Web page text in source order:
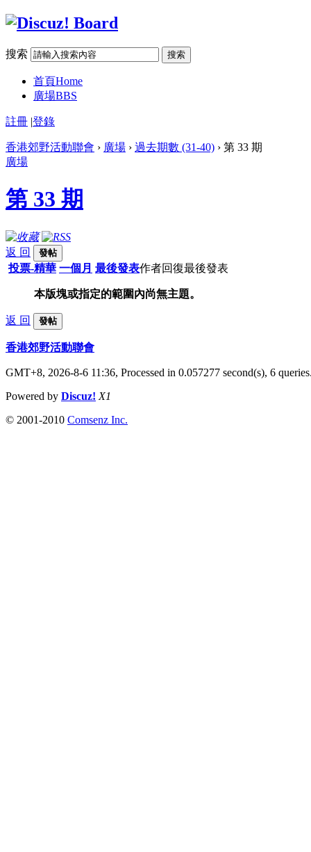
搜索 搜索
首頁Home
廣場BBS
註冊 |登錄
香港郊野活動聯會 › 廣場 › 過去期數 (31-40) › 第 33 期
廣場
第 33 期
返 回 發帖
投票-精華 一個月 最後發表作者回復最後發表
本版塊或指定的範圍內尚無主題。
返 回 發帖
香港郊野活動聯會
GMT+8, 2026-8-6 11:36, Processed in 0.057277 second(s), 6 queries
Powered by Discuz! X1
© 2001-2010 Comsenz Inc.